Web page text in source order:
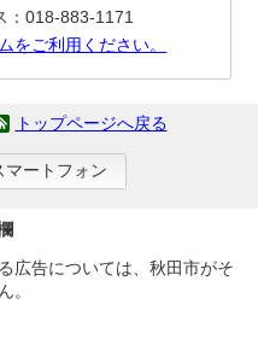
018-883-1171
をご利用ください。
トップページへ戻る
マートフォン
広告については、秋田市がそ
。